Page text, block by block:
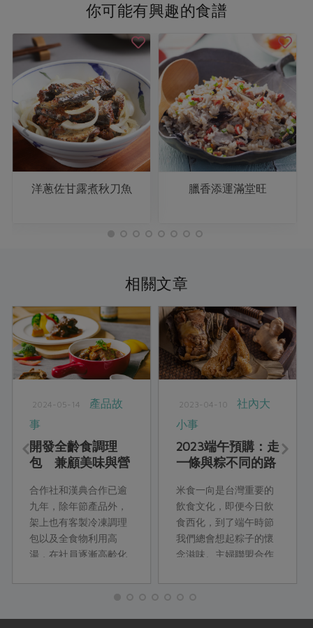
你可能有興趣的食譜
洋蔥佐甘露煮秋刀魚 臘香添運滿堂旺
相關文章
2024-05-14
產品故
事
開發全齡食調理
包 兼顧美味與營
合作社和漢典合作已逾
九年，除年節產品外，
架上也有客製冷凍調理
包以及全食物利用高
湯，在社員逐漸高齡化
二種銀髮友善調理包洋
蔥燉牛肉與京醬燒肉上
架，這次，先來了解這
2023-04-10
社內大
小事
2023端午預購：走
一條與粽不同的路
米食一向是台灣重要的
飲食文化，即便今日飲
食西化，到了端午時節
我們總會想起粽子的懷
念滋味。主婦聯盟合作
持台灣本土的農業和文